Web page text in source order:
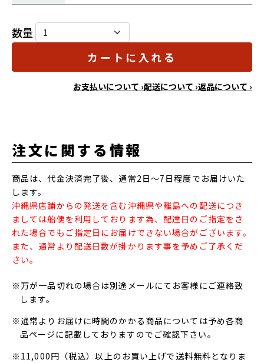
数量
カートに入れる
お支払いについて ›配送について ›返品について ›
注文に関する情報
商品は、代金決済完了後、通常2日～7日程度でお届けいた
します。
沖縄県店舗からの発送を含む沖縄県や離島への配送につき
ましては船便を利用しております為、配達日のご指定をさ
れた場合でもご指定日にお届けできない場合がございます。
また、通常より配送日数が掛かります事を予めご了承くだ
さい。
※万が一品切れの場合は別途メールにてお客様にご連絡致
します。
※通常よりお届けに時間のかかる商品については予め各商
品ページに記載しておりますのでご確認下さい。
※11,000円（税込）以上のお買い上げで送料無料となりま